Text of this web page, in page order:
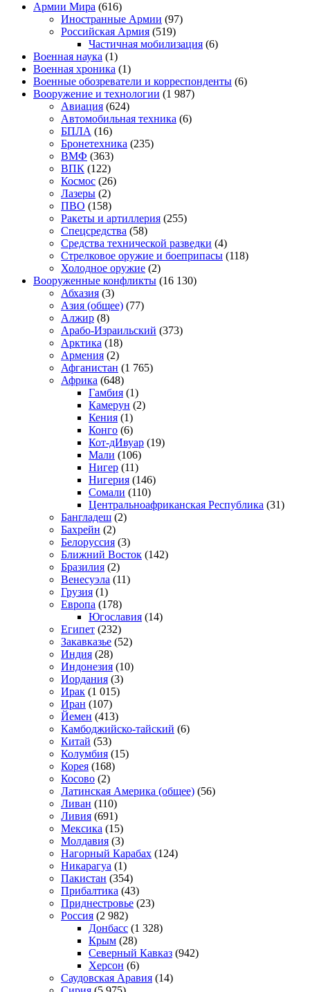
Армии Мира (616)
Иностранные Армии (97)
Российская Армия (519)
Частичная мобилизация (6)
Военная наука (1)
Военная хроника (1)
Военные обозреватели и корреспонденты (6)
Вооружение и технологии (1 987)
Авиация (624)
Автомобильная техника (6)
БПЛА (16)
Бронетехника (235)
ВМФ (363)
ВПК (122)
Космос (26)
Лазеры (2)
ПВО (158)
Ракеты и артиллерия (255)
Спецсредства (58)
Средства технической разведки (4)
Стрелковое оружие и боеприпасы (118)
Холодное оружие (2)
Вооруженные конфликты (16 130)
Абхазия (3)
Азия (общее) (77)
Алжир (8)
Арабо-Израильский (373)
Арктика (18)
Армения (2)
Афганистан (1 765)
Африка (648)
Гамбия (1)
Камерун (2)
Кения (1)
Конго (6)
Кот-дИвуар (19)
Мали (106)
Нигер (11)
Нигерия (146)
Сомали (110)
Центральноафриканская Республика (31)
Бангладеш (2)
Бахрейн (2)
Белоруссия (3)
Ближний Восток (142)
Бразилия (2)
Венесуэла (11)
Грузия (1)
Европа (178)
Югославия (14)
Египет (232)
Закавказье (52)
Индия (28)
Индонезия (10)
Иордания (3)
Ирак (1 015)
Иран (107)
Йемен (413)
Камбоджийско-тайский (6)
Китай (53)
Колумбия (15)
Корея (168)
Косово (2)
Латинская Америка (общее) (56)
Ливан (110)
Ливия (691)
Мексика (15)
Молдавия (3)
Нагорный Карабах (124)
Никарагуа (1)
Пакистан (354)
Прибалтика (43)
Приднестровье (23)
Россия (2 982)
Донбасс (1 328)
Крым (28)
Северный Кавказ (942)
Херсон (6)
Саудовская Аравия (14)